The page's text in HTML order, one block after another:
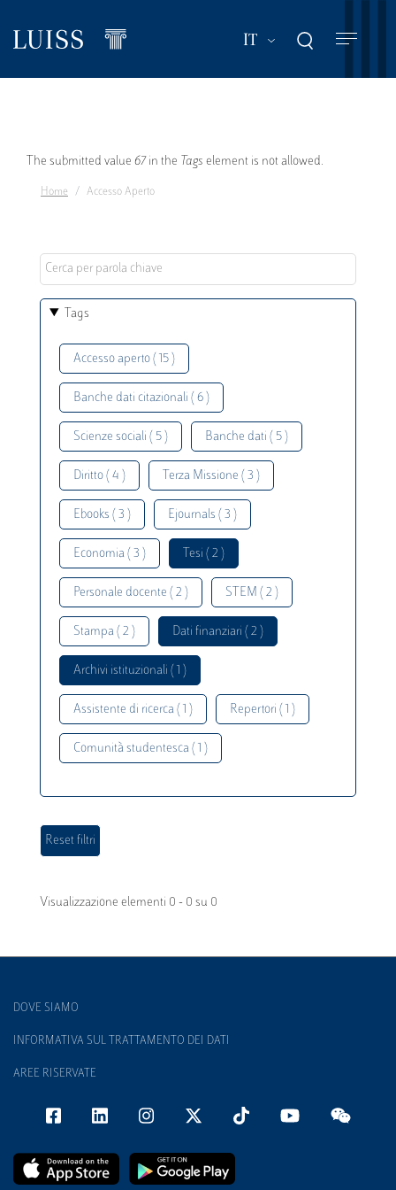
contenuto
IT Mostra ulteriori
Messaggio
di
The submitted value 67 in the Tags element is not allowed.
Home Accesso Aperto
Tags
Accesso aperto ( 15 )
Banche dati citazionali ( 6 )
Scienze sociali ( 5 ) Banche dati ( 5 )
Diritto ( 4 ) Terza Missione ( 3 )
Ebooks ( 3 ) Ejournals ( 3 )
Economia ( 3 ) Tesi ( 2 )
Personale docente ( 2 ) STEM ( 2 )
Stampa ( 2 ) Dati finanziari ( 2 )
Archivi istituzionali ( 1 )
Assistente di ricerca ( 1 ) Repertori ( 1 )
Comunità studentesca ( 1 )
Visualizzazione elementi 0 - 0 su 0
DOVE SIAMO
INFORMATIVA SUL TRATTAMENTO DEI DATI
AREE RISERVATE